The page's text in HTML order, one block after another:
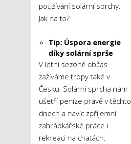
používání solární sprchy.
Jak na to?
Tip: Úspora energie
díky solární sprše
V letní sezóně občas
zažíváme tropy také v
Česku. Solární sprcha nám
ušetří peníze právě v těchto
dnech a navíc zpříjemní
zahrádkářské práce i
rekreaci na chatách.